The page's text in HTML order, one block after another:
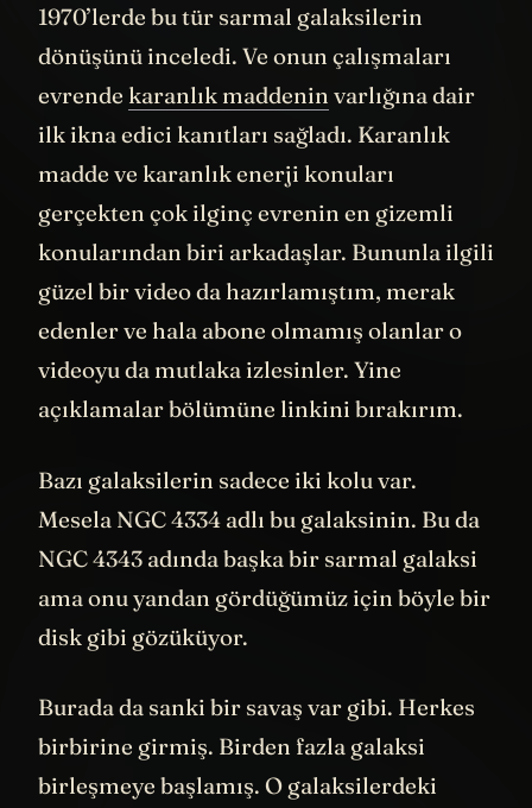
galaksi. Gözlemevine adını veren Dr. Vera
1970’lerde bu tür sarmal galaksilerin
dönüşünü inceledi. Ve onun çalışmaları
evrendekaranlık maddeninvarlığına dair
ilk ikna edici kanıtları sağladı. Karanlık
madde ve karanlık enerji konuları
gerçekten çok ilginç evrenin en gizemli
konularından biri arkadaşlar. Bununla ilgili
güzel bir video da hazırlamıştım, merak
edenler ve hala abone olmamış olanlar o
videoyu da mutlaka izlesinler. Yine
Bazı galaksilerin sadece iki kolu var.
Mesela NGC 4334 adlı bu galaksinin. Bu da
NGC 4343 adında başka bir sarmal galaksi
ama onu yandan gördüğümüz için böyle bir
Burada da sanki bir savaş var gibi. Herkes
birbirine girmiş. Birden fazla galaksi